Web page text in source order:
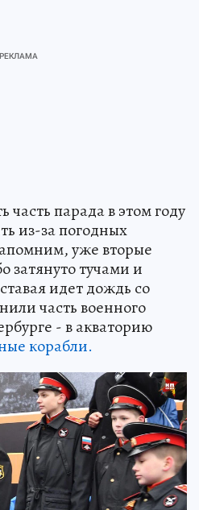
часть парада в этом году
из-за погодных
уже вторые
затянуто тучами и
идет дождь со
часть военного
- в акваторию
корабли.